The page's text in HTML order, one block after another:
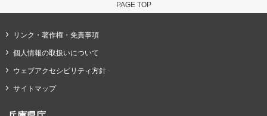
PAGE TOP
リンク・著作権・免責事項
個人情報の取扱いについて
ウェブアクセシビリティ方針
サイトマップ